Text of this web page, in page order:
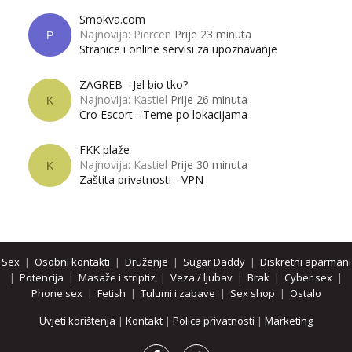
P
Smokva.com
Najnovija: Piercen Prije 23 minuta
Stranice i online servisi za upoznavanje
K
ZAGREB - Jel bio tko?
Najnovija: Kastiel Prije 26 minuta
Cro Escort - Teme po lokacijama
K
FKK plaže
Najnovija: Kastiel Prije 30 minuta
Zaštita privatnosti - VPN
Sex| Osobni kontakti | Druženje | Sugar Daddy| Diskretni aparmani
| Potencija | Masaže i striptiz | Veza / ljubav | Brak | Cyber sex |
Phone sex| Fetish | Tulumi i zabave | Sex shop | Ostalo
Uvjeti korištenja | Kontakt | Polica privatnosti | Marketing